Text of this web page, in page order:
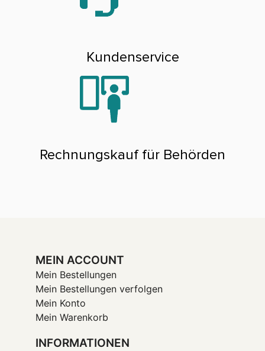
Kundenservice
Rechnungskauf für Behörden
MEIN ACCOUNT
Mein Bestellungen
Mein Bestellungen verfolgen
Mein Konto
Mein Warenkorb
INFORMATIONEN